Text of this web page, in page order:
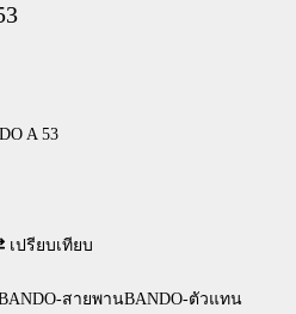
A 53
เปรียบเทียบ
สายพานBANDO-ตัวแทน